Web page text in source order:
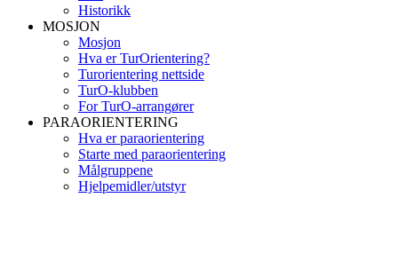
Historikk
MOSJON
Mosjon
Hva er TurOrientering?
Turorientering nettside
TurO-klubben
For TurO-arrangører
PARAORIENTERING
Hva er paraorientering
Starte med paraorientering
Målgruppene
Hjelpemidler/utstyr